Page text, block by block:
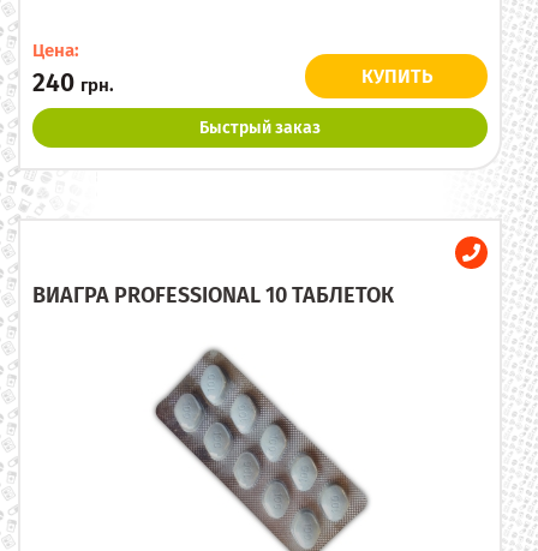
Цена:
240 грн. КУПИТЬ
Быстрый заказ
ВИАГРА PROFESSIONAL 10 ТАБЛЕТОК